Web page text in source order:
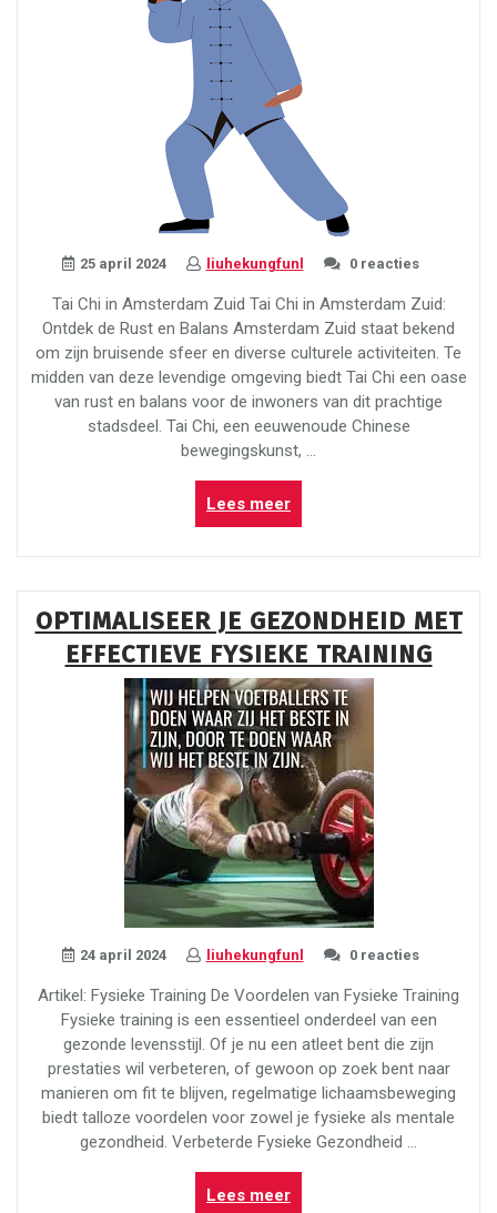
25 april 2024 liuhekungfunl 0 reacties
Tai Chi in Amsterdam Zuid Tai Chi in Amsterdam Zuid:
Ontdek de Rust en Balans Amsterdam Zuid staat bekend
om zijn bruisende sfeer en diverse culturele activiteiten. Te
midden van deze levendige omgeving biedt Tai Chi een oase
van rust en balans voor de inwoners van dit prachtige
stadsdeel. Tai Chi, een eeuwenoude Chinese
bewegingskunst, …
Lees meer“Ontdek
Tai
Chi
Amsterdam
Zuid”
OPTIMALISEER JE GEZONDHEID MET
EFFECTIEVE FYSIEKE TRAINING
24 april 2024 liuhekungfunl 0 reacties
Artikel: Fysieke Training De Voordelen van Fysieke Training
Fysieke training is een essentieel onderdeel van een
gezonde levensstijl. Of je nu een atleet bent die zijn
prestaties wil verbeteren, of gewoon op zoek bent naar
manieren om fit te blijven, regelmatige lichaamsbeweging
biedt talloze voordelen voor zowel je fysieke als mentale
gezondheid. Verbeterde Fysieke Gezondheid …
Lees meer“Optimaliseer